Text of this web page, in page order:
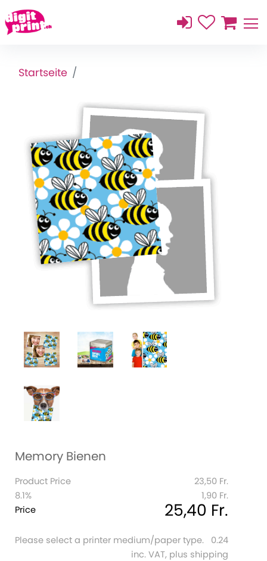
Startseite
Memory Bienen
Product Price
23,50 Fr.
8.1%
1,90 Fr.
Price
25,40 Fr.
Please select a printer medium/paper type.
0.24
inc. VAT, plus shipping